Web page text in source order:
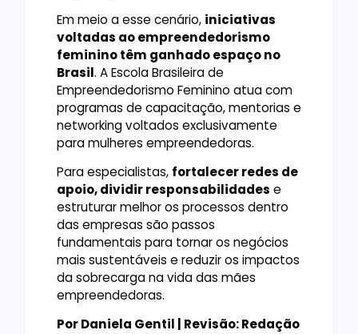
Em meio a esse cenário, iniciativas
voltadas ao empreendedorismo
feminino têm ganhado espaço no
Brasil. A Escola Brasileira de
Empreendedorismo Feminino atua com
programas de capacitação, mentorias e
networking voltados exclusivamente
para mulheres empreendedoras.
Para especialistas, fortalecer redes de
apoio, dividir responsabilidades e
estruturar melhor os processos dentro
das empresas são passos
fundamentais para tornar os negócios
mais sustentáveis e reduzir os impactos
da sobrecarga na vida das mães
empreendedoras.
Por Daniela Gentil | Revisão: Redação